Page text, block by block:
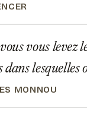
vous levez
lesquelles
MONNOU